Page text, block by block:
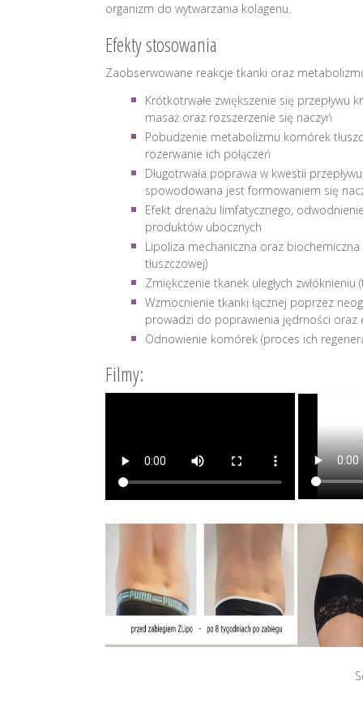
organizm do wytwarzania kolagenu.
Efekty stosowania
Zaobserwowane reakcje tkanki oraz
Krótkotrwałe zwiększenie się przepływu
masaż oraz rozszerzenie się naczyń
Pobudzenie metabolizmu komórek
rozerwanie ich połączeń
Długotrwała poprawa w kwestii
spowodowana jest formowaniem się
Efekt drenażu limfatycznego,
produktów ubocznych
Lipoliza mechaniczna oraz
tłuszczowej)
Zmiękczenie tkanek uległych
Wzmocnienie tkanki łącznej poprzez
prowadzi do poprawienia jędrności oraz
Odnowienie komórek (proces ich
Filmy: